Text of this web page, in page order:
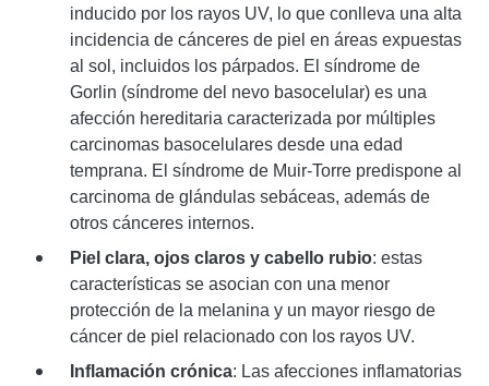
inducido por los rayos UV, lo que conlleva una alta
incidencia de cánceres de piel en áreas expuestas
al sol, incluidos los párpados. El síndrome de
Gorlin (síndrome del nevo basocelular) es una
afección hereditaria caracterizada por múltiples
carcinomas basocelulares desde una edad
temprana. El síndrome de Muir-Torre predispone al
carcinoma de glándulas sebáceas, además de
otros cánceres internos.
Piel clara, ojos claros y cabello rubio: estas
características se asocian con una menor
protección de la melanina y un mayor riesgo de
cáncer de piel relacionado con los rayos UV.
Inflamación crónica: Las afecciones inflamatorias